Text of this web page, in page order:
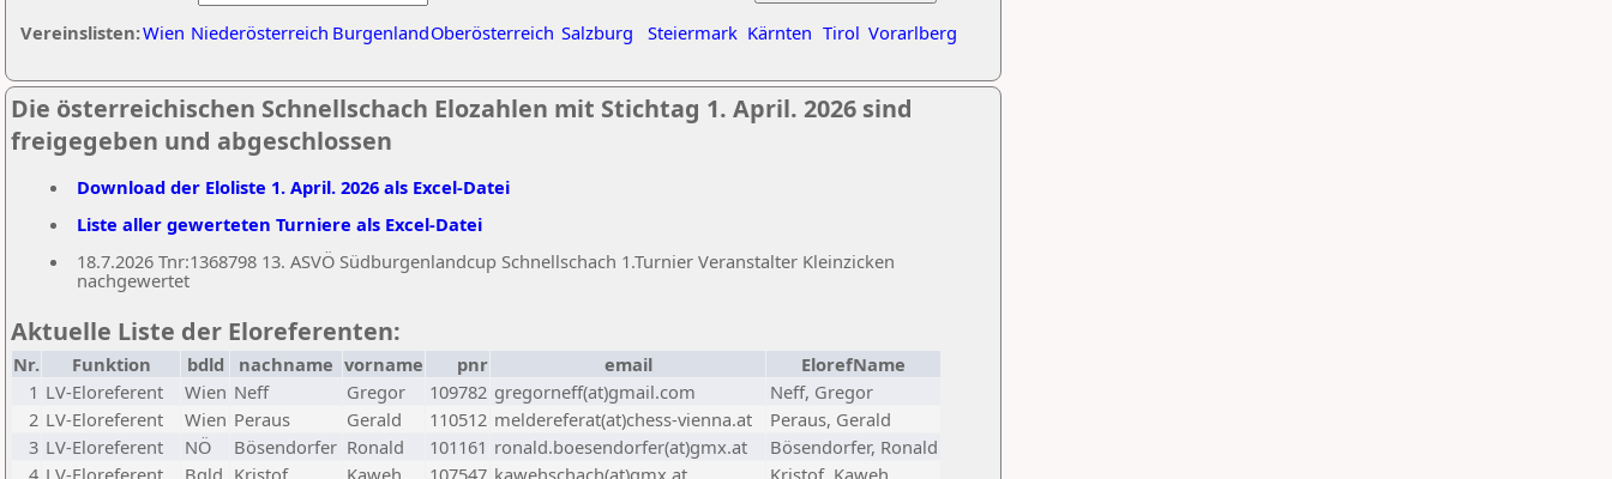
Vereinslisten:Wien Niederösterreich BurgenlandOberösterreich Salzburg Steiermark Kärnten Tirol Vorarlberg
Die österreichischen Schnellschach Elozahlen mit Stichtag 1. April. 2026 sind
freigegeben und abgeschlossen
Download der Eloliste 1. April. 2026 als Excel-Datei
Liste aller gewerteten Turniere als Excel-Datei
18.7.2026 Tnr:1368798 13. ASVÖ Südburgenlandcup Schnellschach 1.Turnier Veranstalter Kleinzicken
nachgewertet
Aktuelle Liste der Eloreferenten:
Nr. Funktion bdld nachname vorname pnr email
ElorefName
1 LV-Eloreferent Wien Neff Gregor 109782 gregorneff(at)gmail.com
Neff, Gregor
2 LV-Eloreferent Wien Peraus Gerald 110512 meldereferat(at)chess-vienna.at
Peraus, Gerald
3 LV-Eloreferent NÖ Bösendorfer Ronald 101161 ronald.boesendorfer(at)gmx.at
Bösendorfer, Ronald